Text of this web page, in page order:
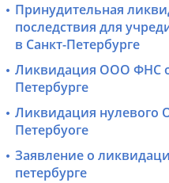
Принудительная
последствия для
в Санкт-Петербурге
Ликвидация ООО ФНС
Петербурге
Ликвидация нулевого
Петербуоге
Заявление о
петербурге